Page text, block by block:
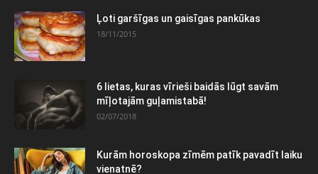
Ļoti garšīgas un gaisīgas pankūkas
18/11/2015
6 lietas, kuras vīrieši baidās lūgt savām
mīļotajām guļamistabā!
02/07/2018
Kurām horoskopa zīmēm patīk pavadīt laiku
vienatnē?